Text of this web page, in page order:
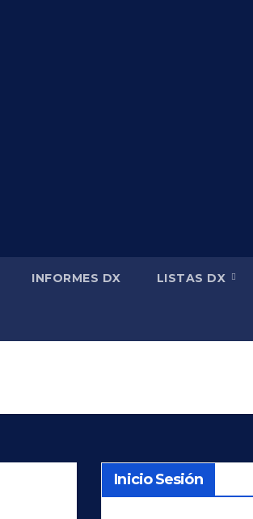
INFORMES DX LISTAS DX
Inicio Sesión